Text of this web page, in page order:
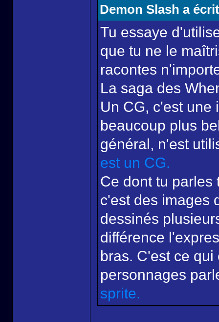
Demon Slash a
Tu essaye
que tu ne le
racontes
La saga des
Un CG, c'est une
beaucoup plus
général, n'est
est un CG.
Ce dont tu parles
c'est des images
dessinés
différence
bras. C'est ce
personnages
sprite.